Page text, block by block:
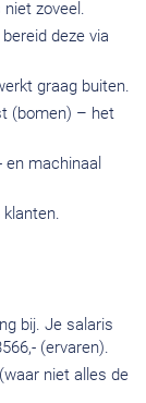
niet zoveel.
deze via
graag buiten.
(bomen) – het
machinaal
bij. Je salaris
(ervaren).
niet alles de